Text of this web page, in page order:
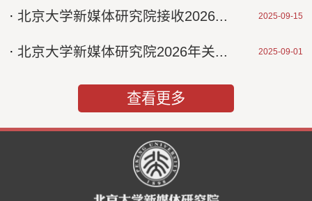
· 北京大学新媒体研究院接收2026... 2025-09-15
· 北京大学新媒体研究院2026年关... 2025-09-01
查看更多